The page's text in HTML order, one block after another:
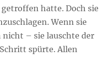
hatte. Doch sie
Wenn sie
nicht – sie lauschte der
spürte. Allen